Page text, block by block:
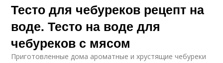
Тесто для чебуреков рецепт на
воде. Тесто на воде для
чебуреков с мясом
Приготовленные дома ароматные и хрустящие чебуреки